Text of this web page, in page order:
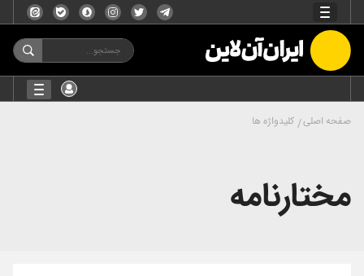
صفحه اصلی کلیدواژه ها
مختارنامه